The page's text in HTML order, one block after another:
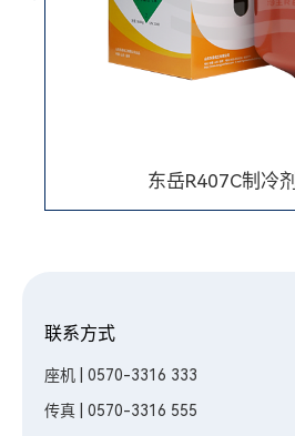
东岳R407C制冷剂
联系方式
座机 | 0570-3316 333
传真 | 0570-3316 555